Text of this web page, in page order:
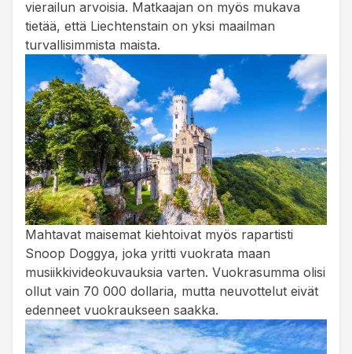
vierailun arvoisia. Matkaajan on myös mukava
tietää, että Liechtenstain on yksi maailman
turvallisimmista maista.
Mahtavat maisemat kiehtoivat myös rapartisti
Snoop Doggya, joka yritti vuokrata maan
musiikkivideokuvauksia varten. Vuokrasumma olisi
ollut vain 70 000 dollaria, mutta neuvottelut eivät
edenneet vuokraukseen saakka.